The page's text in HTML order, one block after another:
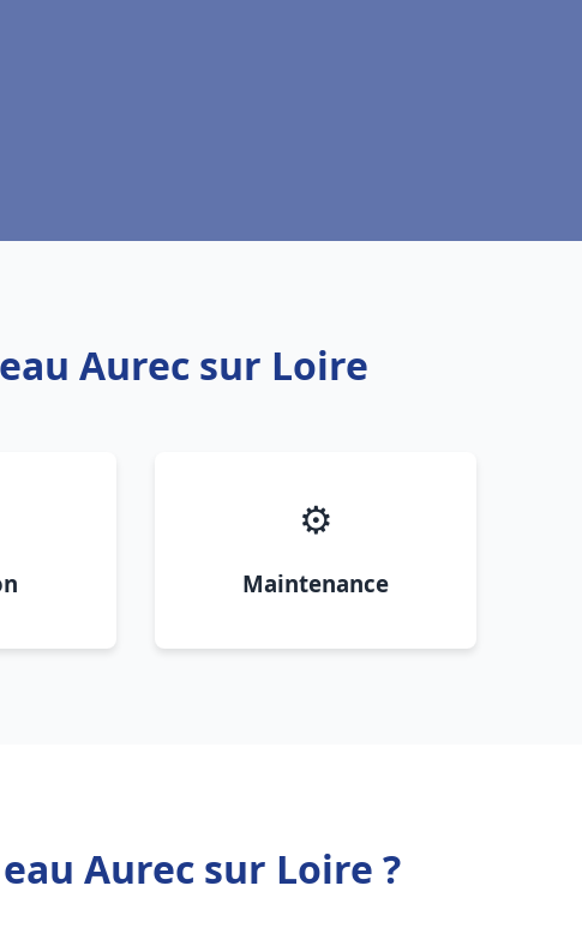
Aurec sur Loire
⚙️
Maintenance
Aurec sur Loire ?